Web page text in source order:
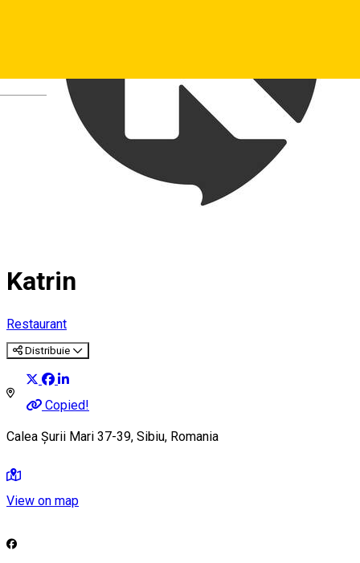
Katrin
Restaurant
Distribuie
Copied!
Calea Șurii Mari 37-39, Sibiu, Romania
View on map